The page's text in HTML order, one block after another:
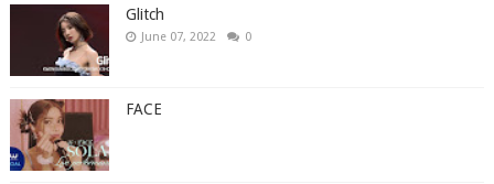
Glitch
June 07, 2022 0
FACE